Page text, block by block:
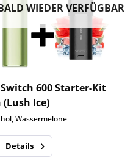
WIEDER VERFÜGBAR
600 Starter-Kit
(Lush Ice)
Wassermelone
Details